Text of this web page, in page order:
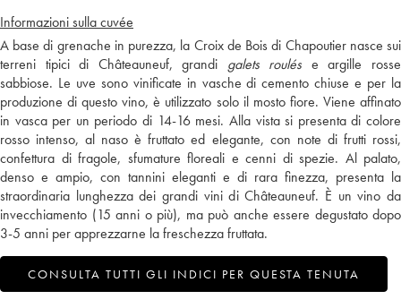
Informazioni sulla cuvée
A base di grenache in purezza, la Croix de Bois di Chapoutier nasce sui
terreni tipici di Châteauneuf, grandi galets roulés e argille rosse
sabbiose. Le uve sono vinificate in vasche di cemento chiuse e per la
produzione di questo vino, è utilizzato solo il mosto fiore. Viene affinato
in vasca per un periodo di 14-16 mesi. Alla vista si presenta di colore
rosso intenso, al naso è fruttato ed elegante, con note di frutti rossi,
confettura di fragole, sfumature floreali e cenni di spezie. Al palato,
denso e ampio, con tannini eleganti e di rara finezza, presenta la
straordinaria lunghezza dei grandi vini di Châteauneuf. È un vino da
invecchiamento (15 anni o più), ma può anche essere degustato dopo
3-5 anni per apprezzarne la freschezza fruttata.
CONSULTA TUTTI GLI INDICI PER QUESTA TENUTA